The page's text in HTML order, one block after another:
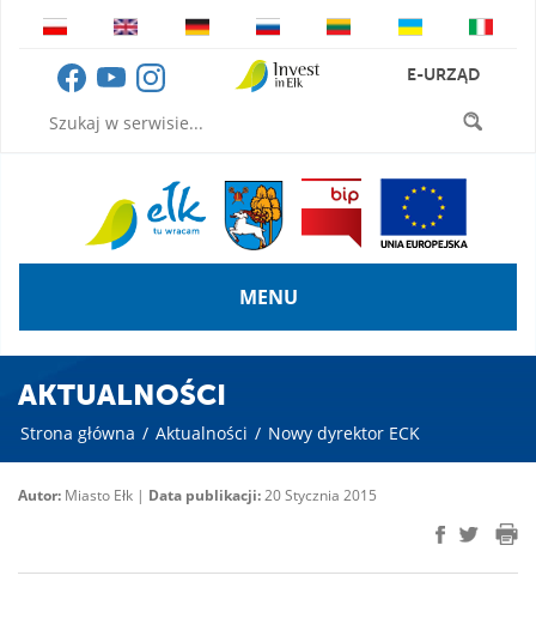
E-URZĄD
MENU
AKTUALNOŚCI
Strona główna / Aktualności / Nowy dyrektor ECK
Autor: Miasto Ełk | Data publikacji:20 Stycznia 2015